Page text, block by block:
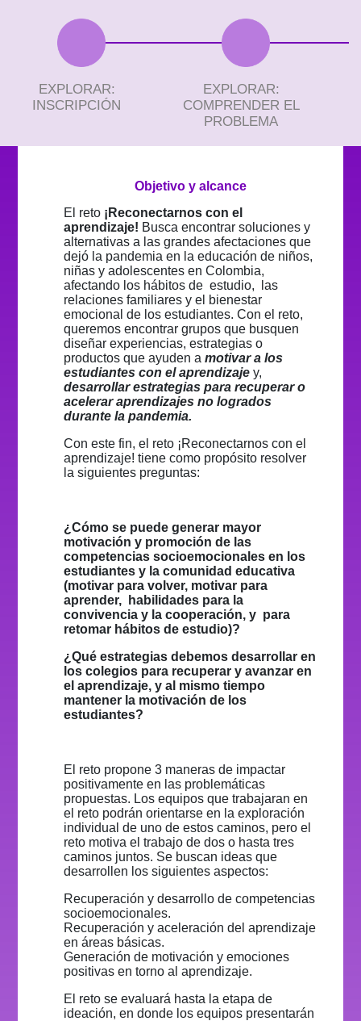
EXPLORAR:
INSCRIPCIÓN
EXPLORAR:
COMPRENDER EL
PROBLEMA
Objetivo y alcance
El reto ¡Reconectarnos con el
aprendizaje! Busca encontrar soluciones y
alternativas a las grandes afectaciones que
dejó la pandemia en la educación de niños,
niñas y adolescentes en Colombia,
afectando los hábitos de estudio, las
relaciones familiares y el bienestar
emocional de los estudiantes. Con el reto,
queremos encontrar grupos que busquen
diseñar experiencias, estrategias o
productos que ayuden amotivar a los
estudiantes con el aprendizaje y,
desarrollar estrategias para recuperar o
acelerar aprendizajes no logrados
durante la pandemia.
Con este fin, el reto ¡Reconectarnos con el
aprendizaje! tiene como propósito resolver
la siguientes preguntas:
¿Cómo se puede generar mayor
motivación y promoción de las
competencias socioemocionales en los
estudiantes y la comunidad educativa
(motivar para volver, motivar para
aprender, habilidades para la
convivencia y la cooperación, y para
retomar hábitos de estudio)?
¿Qué estrategias debemos desarrollar en
los colegios para recuperar y avanzar en
el aprendizaje, y al mismo tiempo
mantener la motivación de los
estudiantes?
El reto propone 3 maneras de impactar
positivamente en las problemáticas
propuestas. Los equipos que trabajaran en
el reto podrán orientarse en la exploración
individual de uno de estos caminos, pero el
reto motiva el trabajo de dos o hasta tres
caminos juntos. Se buscan ideas que
desarrollen los siguientes aspectos:
Recuperación y desarrollo de competencias
socioemocionales.
Recuperación y aceleración del aprendizaje
en áreas básicas.
Generación de motivación y emociones
positivas en torno al aprendizaje.
El reto se evaluará hasta la etapa de
ideación, en donde los equipos presentarán